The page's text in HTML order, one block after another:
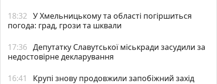
18:32 У Хмельницькому та області погіршиться
погода: град, грози та шквали
17:36 Депутатку Славутської міськради засудили за
недостовірне декларування
16:41 Крупі знову продовжили запобіжний захід